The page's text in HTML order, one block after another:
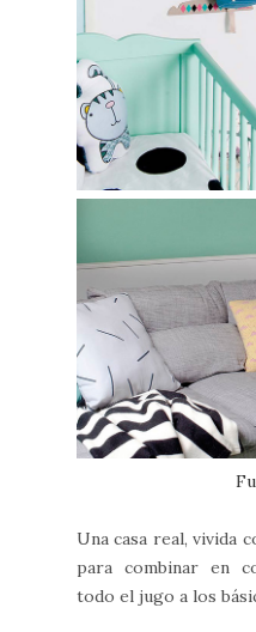
Una casa real, vivida
para combinar en
todo el jugo a los